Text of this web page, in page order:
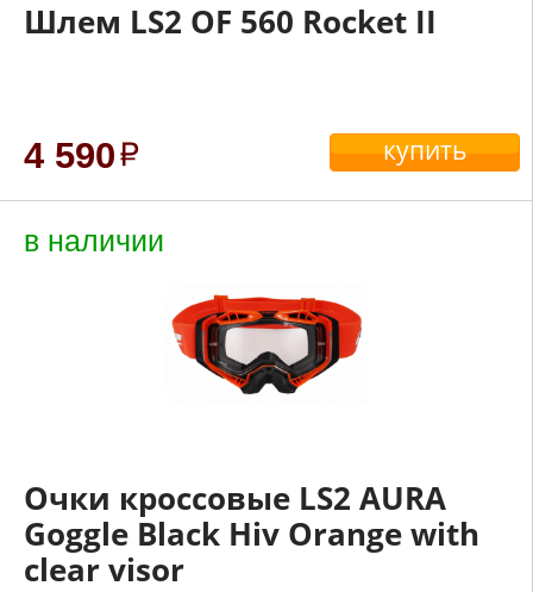
Шлем LS2 OF 560 Rocket II
4 590 купить
в наличии
Очки кроссовые LS2 AURA
Goggle Black Hiv Orange with
clear visor